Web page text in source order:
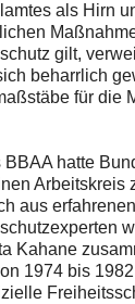
als Hirn
gilt,
beharrlich
für die
BBAA hatte
Arbeitskreis
aus erfahrenen
Kahane
1974 bis